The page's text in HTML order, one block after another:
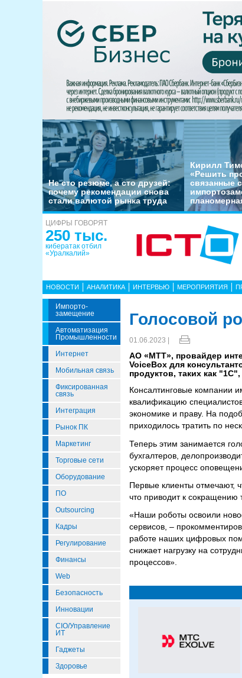
Не сто резюме, а сто друзей:
почему рекомендации снова
стали валютой рынка труда
Кирилл
«Решить
связанные с
ЦИФРЫ ГОВОРЯТ
250 тыс.
кибератак отбил
«Уралкалий»
НОВОСТИ АНАЛИТИКА ИНТЕРВЬЮ МЕРОПРИЯТИЯ
Импорто­
Замещение
Автоматизация
Промышленности
Интернет
Мобильная связь
Фиксированная
связь
Интеграция
Рынок ПК
Маркетинг
Торговые сети
Оборудование
ПО
Outsourcing
Кадры
Регулирование
Финансы
Web
Безопасность
Инновации
CIO/Управление
ИТ
Гаджеты
Здоровье
Голосовой
01.06.2023 |
АО «МТТ», провайдер
VoiceBox для
продуктов, таких как
Консалтинговые компании
квалификацию
экономике и праву. На
приходилось тратить по
Теперь этим занимается
бухгалтеров,
ускоряет процесс
Первые клиенты отмечают,
что приводит к сокращению
«Наши роботы освоили
сервисов, –
работе наших цифровых
снижает нагрузку на
процессов».